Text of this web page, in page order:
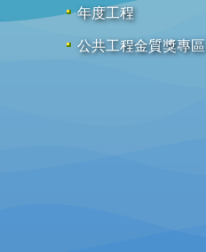
年度工程
公共工程金質獎專區